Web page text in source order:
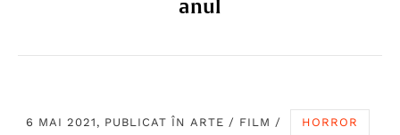
anul
6 MAI 2021, PUBLICAT ÎN ARTE / FILM / HORROR